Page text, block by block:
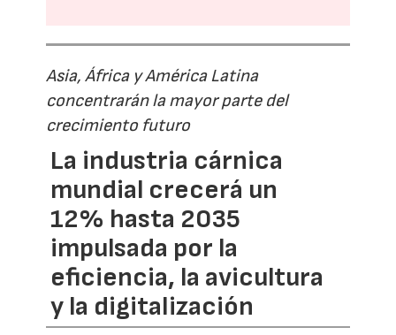
Asia, África y América Latina
concentrarán la mayor parte del
crecimiento futuro
La industria cárnica
mundial crecerá un
12% hasta 2035
impulsada por la
eficiencia, la avicultura
y la digitalización